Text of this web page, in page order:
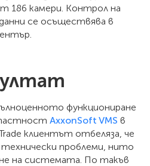
186 камери. Контрол на
се осъществява в
функциониране
AxxonSoft VMS в
клиентът отбеляза, че
проблеми, нито
на системата. По такъв